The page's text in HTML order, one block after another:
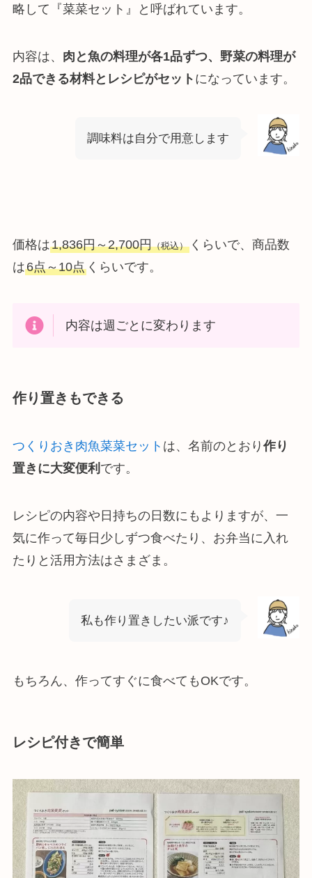
略して『菜菜セット』と呼ばれています。
内容は、 肉と魚の料理が各1品ずつ、野菜の料理が
2品できる材料とレシピがセット になっています。
調味料は自分で用意します
価格は1,836円～2,700円（税込）くらいで、商品数
は6点～10点くらいです。
内容は週ごとに変わります
作り置きもできる
つくりおき肉魚菜菜セット は、名前のとおり 作り
置きに大変便利 です。
レシピの内容や日持ちの日数にもよりますが、一
気に作って毎日少しずつ食べたり、お弁当に入れ
たりと活用方法はさまざま。
私も作り置きしたい派です♪
もちろん、作ってすぐに食べてもOKです。
レシピ付きで簡単